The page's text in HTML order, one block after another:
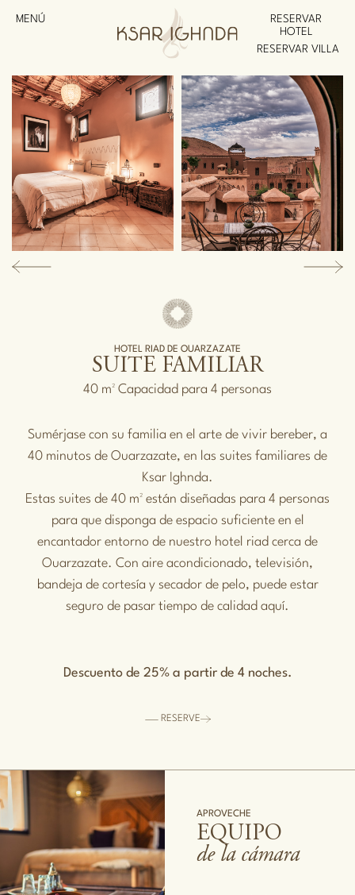
MENÚ
RESERVAR
HOTEL
RESERVAR VILLA
HOTEL RIAD DE OUARZAZATE
SUITE FAMILIAR
40 m² Capacidad para 4 personas
Sumérjase con su familia en el arte de vivir bereber, a
40 minutos de Ouarzazate, en las suites familiares de
Ksar Ighnda.
Estas suites de 40 m² están diseñadas para 4 personas
para que disponga de espacio suficiente en el
encantador entorno de nuestro hotel riad cerca de
Ouarzazate. Con aire acondicionado, televisión,
bandeja de cortesía y secador de pelo, puede estar
seguro de pasar tiempo de calidad aquí.
Descuento de 25% a partir de 4 noches.
RESERVE
APROVECHE
EQUIPO
de la cámara